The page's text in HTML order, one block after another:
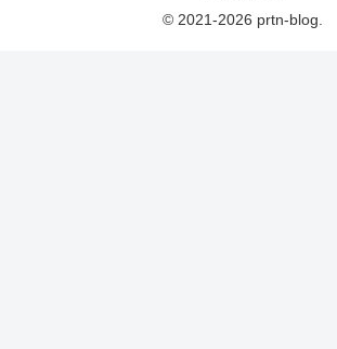
© 2021-2026 prtn-blog.